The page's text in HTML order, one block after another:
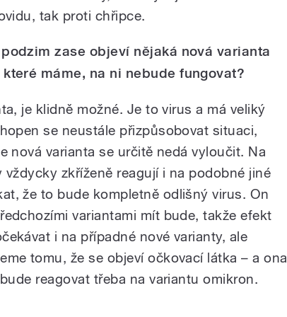
tak proti chřipce.
zase objeví nějaká nová varianta
máme, na ni nebude fungovat?
je klidně možné. Je to virus a má veliký
se neustále přizpůsobovat situaci,
nová varianta se určitě nedá vyloučit. Na
zkříženě reagují i na podobné jiné
že to bude kompletně odlišný virus. On
variantami mít bude, takže efekt
i na případné nové varianty, ale
tomu, že se objeví očkovací látka – a ona
reagovat třeba na variantu omikron.